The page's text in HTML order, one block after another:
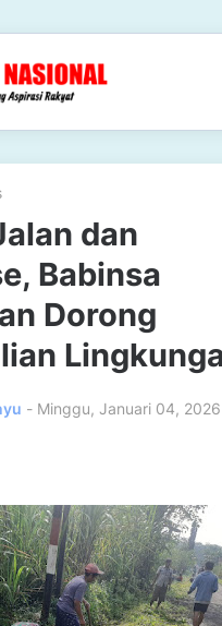
dan
Babinsa
Dorong
- Minggu, Januari 04, 2026